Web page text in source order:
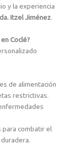
y la experiencia
Itzel Jiménez.
Coclé?
de alimentación
restrictivas.
combatir el